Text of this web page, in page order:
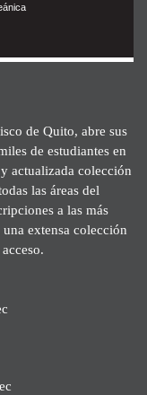
de Quito, abre sus
de estudiantes en
actualizada colección
las áreas del
a las más
extensa colección